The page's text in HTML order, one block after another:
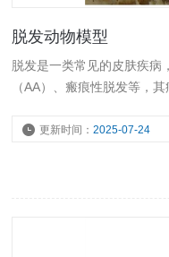
脱发动物模型
脱发是一类常见的皮肤疾病
（AA）、瘢痕性脱发等，
更新时间：2025-07-24